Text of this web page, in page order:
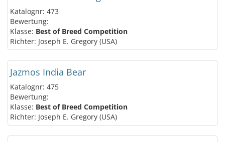
Katalognr: 473
Bewertung:
Klasse: Best of Breed Competition
Richter: Joseph E. Gregory (USA)
Jazmos India Bear
Katalognr: 475
Bewertung:
Klasse: Best of Breed Competition
Richter: Joseph E. Gregory (USA)